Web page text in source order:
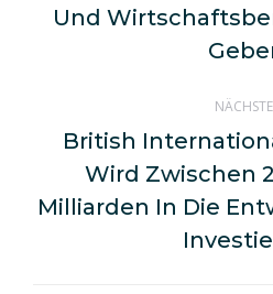
Und
British
Wird Zwischen
Milliarden In Die